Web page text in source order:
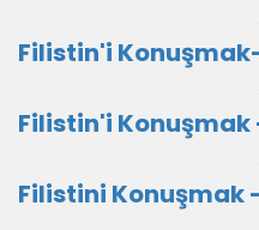
Filistin'i
Filistin'i Konuşmak
Filistini Konuşmak